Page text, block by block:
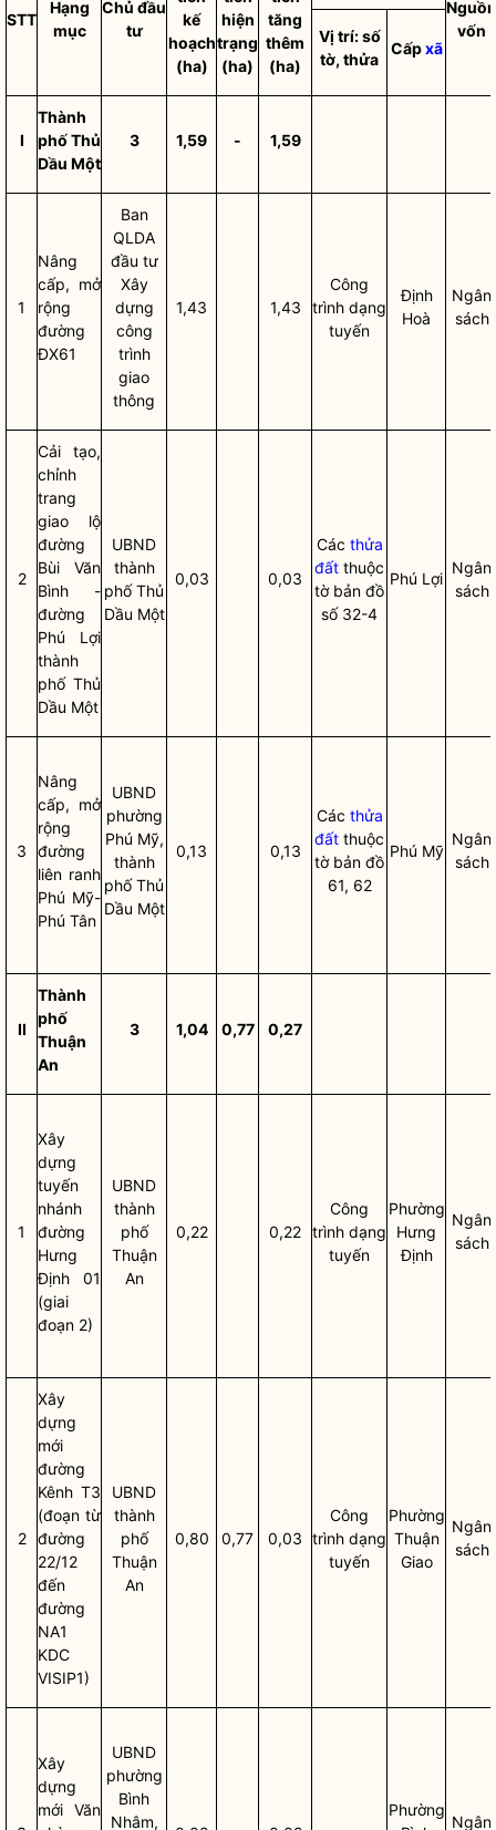
STT
Hạng
mục
Chủ đầu
tư
kế
hoạch
(ha)
hiện
trạng
(ha)
tăng
thêm
(ha)
Nguồn
vốn
Vị trí: số
tờ, thửa
Cấpxã
I
Thành
phố Thủ
Dầu Một
3 1,59 - 1,59
1
Nâng
cấp, mở
rộng
đường
ĐX61
Ban
QLDA
đầu tư
Xây
dựng
công
trình
giao
thông
1,43 1,43
Công
trình dạng
tuyến
Định
Hoà
Ngân
sách
2
Cải tạo,
chỉnh
trang
giao lộ
đường
Bùi Văn
Bình -
đường
Phú Lợi
thành
phố Thủ
Dầu Một
UBND
thành
phố Thủ
Dầu Một
0,03 0,03
Các thửa
đất thuộc
tờ bản đồ
số 32-4
Phú Lợi
Ngân
sách
3
Nâng
cấp, mở
rộng
đường
liên ranh
Phú Mỹ-
Phú Tân
UBND
phường
Phú Mỹ,
thành
phố Thủ
Dầu Một
0,13 0,13
Các thửa
đất thuộc
tờ bản đồ
61, 62
Phú Mỹ
Ngân
sách
II
Thành
phố
Thuận
An
3 1,04 0,77 0,27
1
Xây
dựng
tuyến
nhánh
đường
Hưng
Định 01
(giai
đoạn 2)
UBND
thành
phố
Thuận
An
0,22 0,22
Công
trình dạng
tuyến
Phường
Hưng
Định
Ngân
sách
2
Xây
dựng
mới
đường
Kênh T3
(đoạn từ
đường
22/12
đến
đường
NA1
KDC
VISIP1)
UBND
thành
phố
Thuận
An
0,80 0,77 0,03
Công
trình dạng
tuyến
Phường
Thuận
Giao
Ngân
sách
Xây
dựng
mới Văn
UBND
phường
Bình
Nhâm,
Phường
Ngân